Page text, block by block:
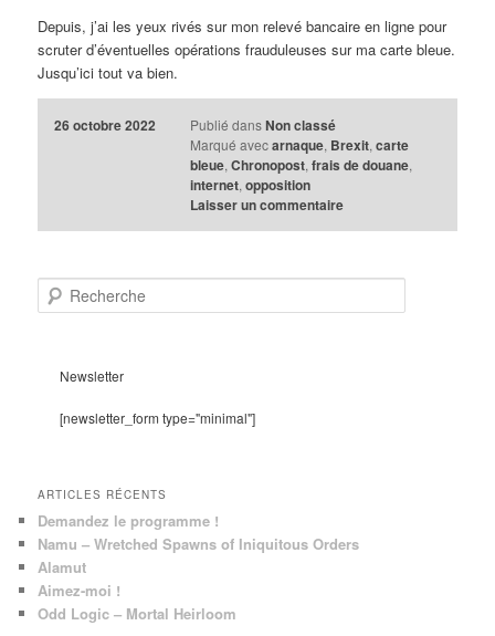
Depuis, j’ai les yeux rivés sur mon relevé bancaire en ligne pour
scruter d’éventuelles opérations frauduleuses sur ma carte bleue.
Jusqu’ici tout va bien.
26 octobre 2022 Publié dans Non classé
Marqué avec arnaque, Brexit, carte
bleue, Chronopost, frais de douane,
internet, opposition
Laisser un commentaire
e
Newsletter
[newsletter_form type="minimal"]
ARTICLES RÉCENTS
Demandez le programme !
Namu – Wretched Spawns of Iniquitous Orders
Alamut
Aimez-moi !
Odd Logic – Mortal Heirloom